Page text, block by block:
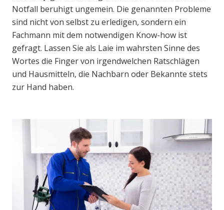
Notfall beruhigt ungemein. Die genannten Probleme
sind nicht von selbst zu erledigen, sondern ein
Fachmann mit dem notwendigen Know-how ist
gefragt. Lassen Sie als Laie im wahrsten Sinne des
Wortes die Finger von irgendwelchen Ratschlägen
und Hausmitteln, die Nachbarn oder Bekannte stets
zur Hand haben.